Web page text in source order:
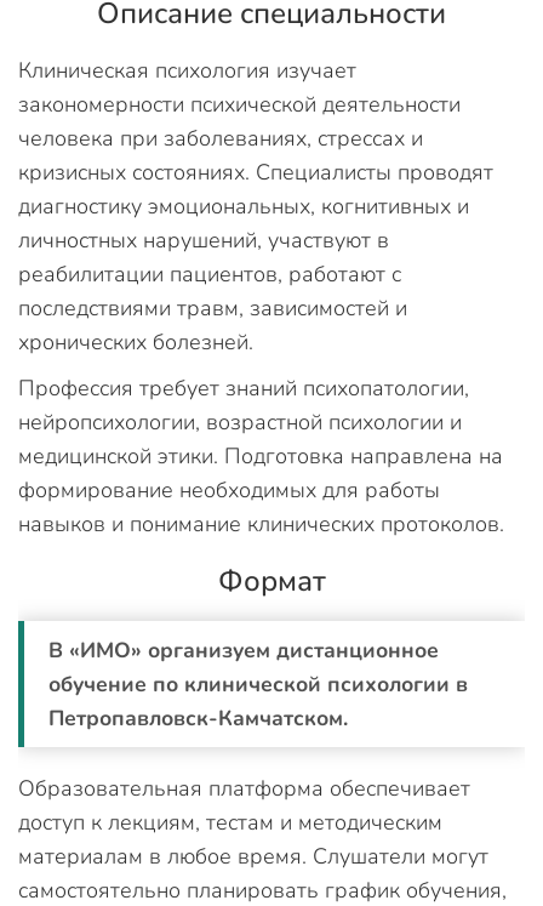
Описание специальности
Клиническая психология изучает
закономерности психической деятельности
человека при заболеваниях, стрессах и
кризисных состояниях. Специалисты проводят
диагностику эмоциональных, когнитивных и
личностных нарушений, участвуют в
реабилитации пациентов, работают с
последствиями травм, зависимостей и
хронических болезней.
Профессия требует знаний психопатологии,
нейропсихологии, возрастной психологии и
медицинской этики. Подготовка направлена на
формирование необходимых для работы
навыков и понимание клинических протоколов.
Формат
В «ИМО» организуем дистанционное
обучение по клинической психологии в
Петропавловск-Камчатском.
Образовательная платформа обеспечивает
доступ к лекциям, тестам и методическим
материалам в любое время. Слушатели могут
самостоятельно планировать график обучения,